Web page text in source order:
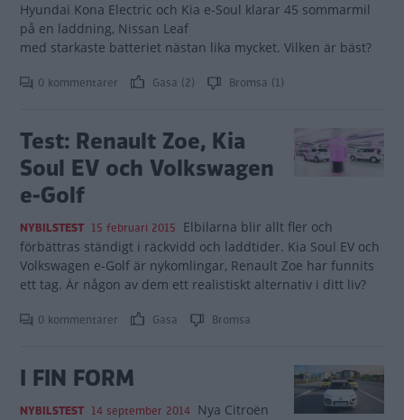
Hyundai Kona Electric och Kia e-Soul klarar 45 sommarmil
på en laddning, Nissan Leaf
med starkaste batteriet nästan lika mycket. Vilken är bäst?
0 kommentarer Gasa (2) Bromsa (1)
Test: Renault Zoe, Kia
Soul EV och Volkswagen
e-Golf
NYBILSTEST 15 februari 2015 Elbilarna blir allt fler och
förbättras ständigt i räckvidd och laddtider. Kia Soul EV och
Volkswagen e-Golf är nykomlingar, Renault Zoe har funnits
ett tag. Är någon av dem ett realistiskt alternativ i ditt liv?
0 kommentarer Gasa Bromsa
I FIN FORM
NYBILSTEST 14 september 2014 Nya Citroën